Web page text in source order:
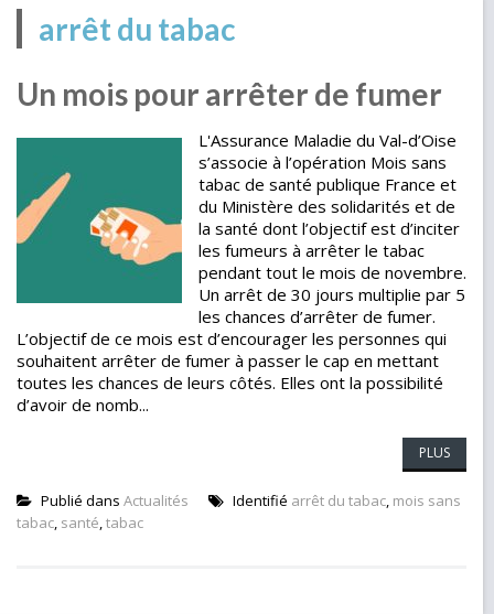
arrêt du tabac
Un mois pour arrêter de fumer
L'Assurance Maladie du Val-d’Oise
s’associe à l’opération Mois sans
tabac de santé publique France et
du Ministère des solidarités et de
la santé dont l’objectif est d’inciter
les fumeurs à arrêter le tabac
pendant tout le mois de novembre.
Un arrêt de 30 jours multiplie par 5
les chances d’arrêter de fumer.
L’objectif de ce mois est d’encourager les personnes qui
souhaitent arrêter de fumer à passer le cap en mettant
toutes les chances de leurs côtés. Elles ont la possibilité
d’avoir de nomb...
PLUS
Publié dans Actualités Identifié arrêt du tabac, mois sans
tabac, santé,tabac